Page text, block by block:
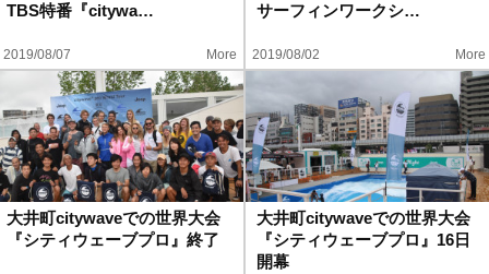
TBS特番『citywa…
2019/08/07 More
サーフィンワークシ…
2019/08/02 More
大井町citywaveでの世界大会
『シティウェーブプロ』終了
大井町citywaveでの世界大会
『シティウェーブプロ』16日
開幕
ウェストジャパン
イベント・リリース